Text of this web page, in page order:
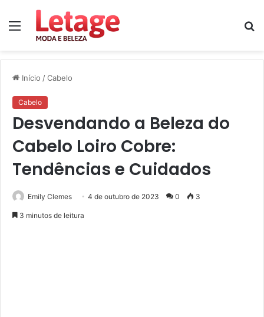
Menu
Início /Cabelo
Cabelo
Desvendando a Beleza do
Cabelo Loiro Cobre:
Tendências e Cuidados
Emily Clemes 4 de outubro de 2023 0 3
3 minutos de leitura